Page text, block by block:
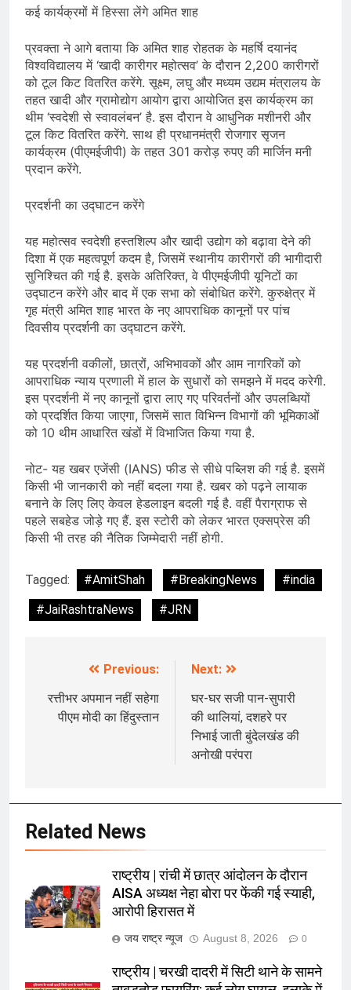
कई कार्यक्रमों में हिस्सा लेंगे अमित शाह
प्रवक्ता ने आगे बताया कि अमित शाह रोहतक के महर्षि दयानंद
विश्वविद्यालय में ‘खादी कारीगर महोत्सव’ के दौरान 2,200 कारीगरों
को टूल किट वितरित करेंगे. सूक्ष्म, लघु और मध्यम उद्यम मंत्रालय के
तहत खादी और ग्रामोद्योग आयोग द्वारा आयोजित इस कार्यक्रम का
थीम ‘स्वदेशी से स्वावलंबन’ है. इस दौरान वे आधुनिक मशीनरी और
टूल किट वितरित करेंगे. साथ ही प्रधानमंत्री रोजगार सृजन
कार्यक्रम (पीएमईजीपी) के तहत 301 करोड़ रुपए की मार्जिन मनी
प्रदान करेंगे.
प्रदर्शनी का उद्घाटन करेंगे
यह महोत्सव स्वदेशी हस्तशिल्प और खादी उद्योग को बढ़ावा देने की
दिशा में एक महत्वपूर्ण कदम है, जिसमें स्थानीय कारीगरों की भागीदारी
सुनिश्चित की गई है. इसके अतिरिक्त, वे पीएमईजीपी यूनिटों का
उद्घाटन करेंगे और बाद में एक सभा को संबोधित करेंगे. कुरुक्षेत्र में
गृह मंत्री अमित शाह भारत के नए आपराधिक कानूनों पर पांच
दिवसीय प्रदर्शनी का उद्घाटन करेंगे.
यह प्रदर्शनी वकीलों, छात्रों, अभिभावकों और आम नागरिकों को
आपराधिक न्याय प्रणाली में हाल के सुधारों को समझने में मदद करेगी.
इस प्रदर्शनी में नए कानूनों द्वारा लाए गए परिवर्तनों और उपलब्धियों
को प्रदर्शित किया जाएगा, जिसमें सात विभिन्न विभागों की भूमिकाओं
को 10 थीम आधारित खंडों में विभाजित किया गया है.
नोट- यह खबर एजेंसी (IANS) फीड से सीधे पब्लिश की गई है. इसमें
किसी भी जानकारी को नहीं बदला गया है. खबर को पढ़ने लायाक
बनाने के लिए लिए केवल हेडलाइन बदली गई है. वहीं पैराग्राफ से
पहले सबहेड जोड़े गए हैं. इस स्टोरी को लेकर भारत एक्सप्रेस की
किसी भी तरह की नैतिक जिम्मेदारी नहीं होगी.
Tagged: #AmitShah #BreakingNews
#india
#JaiRashtraNews
#JRN
navigation
Previous:
रत्तीभर अपमान नहीं सहेगा
पीएम मोदी का हिंदुस्तान
Next:
घर-घर सजी पान-सुपारी
की थालियां, दशहरे पर
निभाई जाती बुंदेलखंड की
अनोखी परंपरा
Related News
राष्ट्रीय | रांची में छात्र आंदोलन के दौरान
AISA अध्यक्ष नेहा बोरा पर फेंकी गई स्याही,
आरोपी हिरासत में
जय राष्ट्र न्यूज August 8, 2026 0
राष्ट्रीय | चरखी दादरी में सिटी थाने के सामने